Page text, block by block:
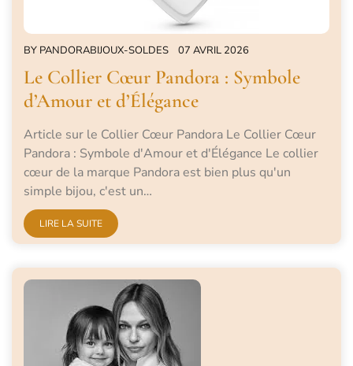
BY PANDORABIJOUX-SOLDES 07 AVRIL 2026
Le Collier Cœur Pandora : Symbole
d’Amour et d’Élégance
Article sur le Collier Cœur Pandora Le Collier Cœur
Pandora : Symbole d'Amour et d'Élégance Le collier
cœur de la marque Pandora est bien plus qu'un
simple bijou, c'est un…
LIRE LA SUITE